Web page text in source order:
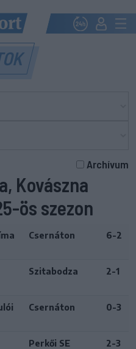
Archívum
Kovászna
ös szezon
Csernáton 6-2
Szitabodza 2-1
Csernáton 0-3
Perkői SE 2-3